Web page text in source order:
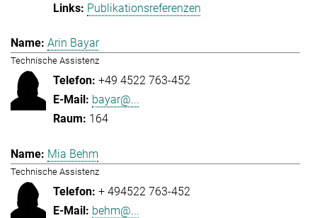
Publikationsreferenzen
Arin Bayar
Technische Assistenz
+49 4522 763-452
bayar@...
164
Mia Behm
Technische Assistenz
+ 494522 763-452
behm@...